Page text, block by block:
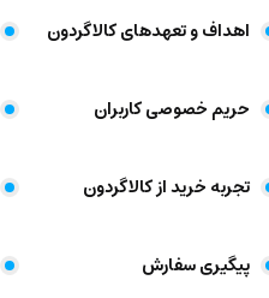
اهداف و تعهد‌های کالاگردون
حریم خصوصی کاربران
تجربه خرید از کالاگردون
پیگیری سفارش